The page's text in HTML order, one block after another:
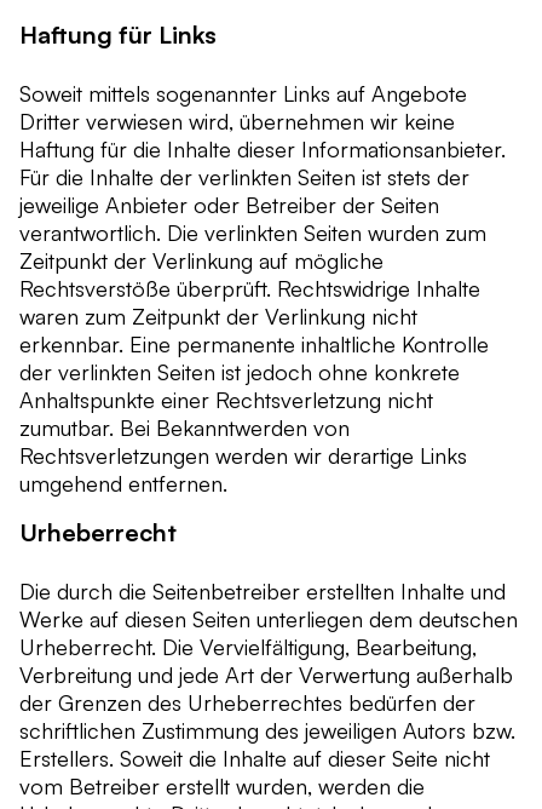
Haftung für Links
Soweit mittels sogenannter Links auf Angebote
Dritter verwiesen wird, übernehmen wir keine
Haftung für die Inhalte dieser Informationsanbieter.
Für die Inhalte der verlinkten Seiten ist stets der
jeweilige Anbieter oder Betreiber der Seiten
verantwortlich. Die verlinkten Seiten wurden zum
Zeitpunkt der Verlinkung auf mögliche
Rechtsverstöße überprüft. Rechtswidrige Inhalte
waren zum Zeitpunkt der Verlinkung nicht
erkennbar. Eine permanente inhaltliche Kontrolle
der verlinkten Seiten ist jedoch ohne konkrete
Anhaltspunkte einer Rechtsverletzung nicht
zumutbar. Bei Bekanntwerden von
Rechtsverletzungen werden wir derartige Links
umgehend entfernen.
Urheberrecht
Die durch die Seitenbetreiber erstellten Inhalte und
Werke auf diesen Seiten unterliegen dem deutschen
Urheberrecht. Die Vervielfältigung, Bearbeitung,
Verbreitung und jede Art der Verwertung außerhalb
der Grenzen des Urheberrechtes bedürfen der
schriftlichen Zustimmung des jeweiligen Autors bzw.
Erstellers. Soweit die Inhalte auf dieser Seite nicht
vom Betreiber erstellt wurden, werden die